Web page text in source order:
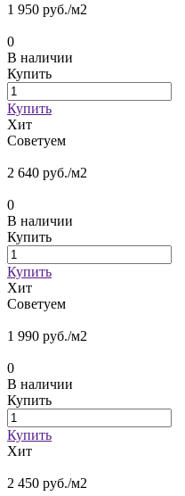
1 950 руб./м2
0
В наличии
Купить
Купить
Хит
Советуем
2 640 руб./м2
0
В наличии
Купить
Купить
Хит
Советуем
1 990 руб./м2
0
В наличии
Купить
Купить
Хит
2 450 руб./м2